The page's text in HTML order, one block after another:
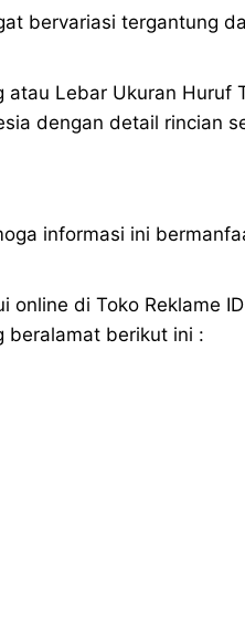
bervariasi tergantung
Lebar Ukuran Huruf
dengan detail rincian
informasi ini
online di Toko Reklame
beralamat berikut ini :